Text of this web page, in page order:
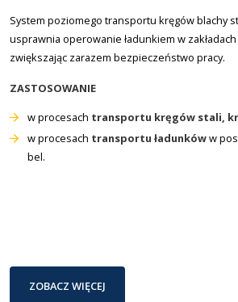
System poziomego transportu kręgów blachy
usprawnia operowanie ładunkiem w
zwiększając zarazem bezpieczeństwo pracy.
ZASTOSOWANIE
w procesach transportu kręgów stali,
w procesach transportu ładunkóww
bel.
ZOBACZ WIĘCEJ